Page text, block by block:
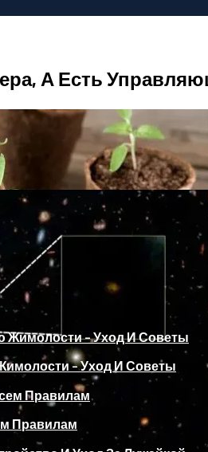
Года По Лунному Календарю
– Уход И Советы
Правилам
А Есть